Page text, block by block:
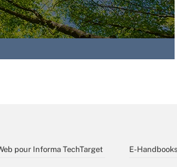
pour Informa TechTarget E-Handbooks